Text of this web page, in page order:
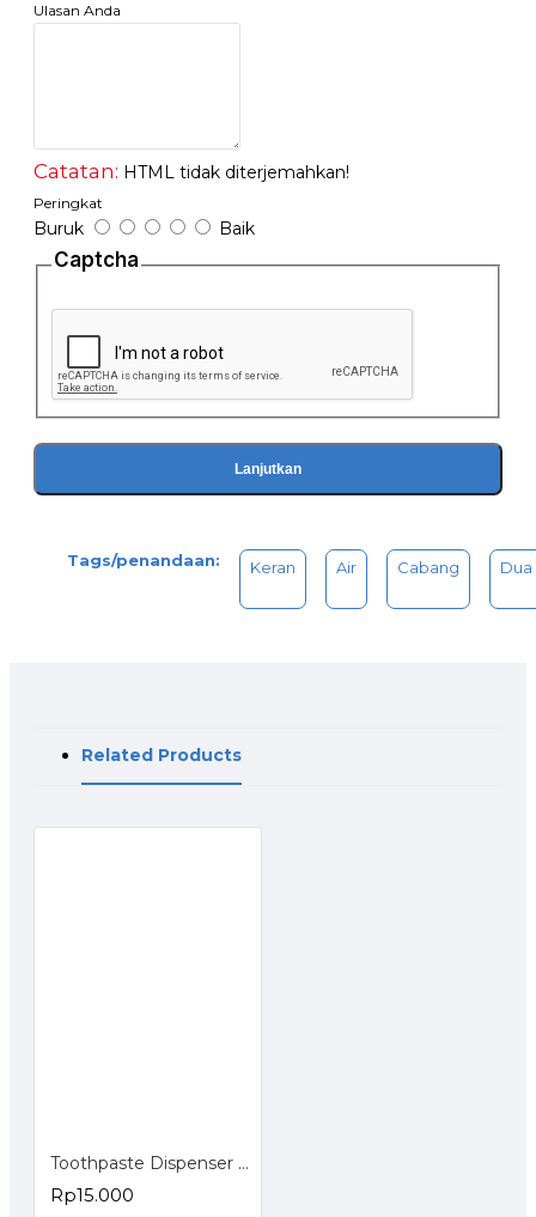
Ulasan Anda
Catatan: HTML tidak diterjemahkan!
Peringkat
Buruk Baik
Captcha
Lanjutkan
Tags/penandaan: Keran Air Cabang Dua
Related Products
Toothpaste Dispenser - Dispenser Odol
Rp15.000